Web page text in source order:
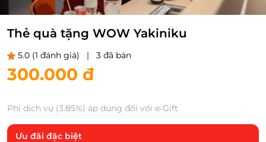
Thẻ quà tặng WOW Yakiniku
5.0 (1 đánh giá) | 3 đã bán
300.000 đ
Phí dịch vụ (3.85%) áp dụng đối với e-Gift
Ưu đãi đặc biệt